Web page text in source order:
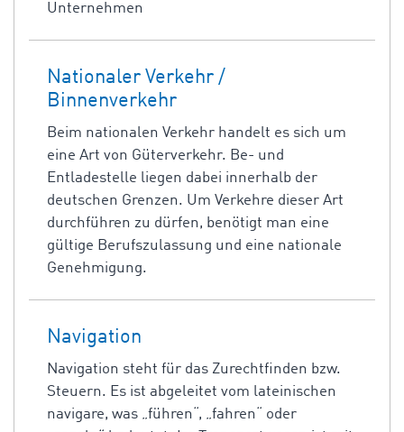
Unternehmen
Nationaler Verkehr /
Binnenverkehr
Beim nationalen Verkehr handelt es sich um
eine Art von Güterverkehr. Be- und
Entladestelle liegen dabei innerhalb der
deutschen Grenzen. Um Verkehre dieser Art
durchführen zu dürfen, benötigt man eine
gültige Berufszulassung und eine nationale
Genehmigung.
Navigation
Navigation steht für das Zurechtfinden bzw.
Steuern. Es ist abgeleitet vom lateinischen
navigare, was „führen“, „fahren“ oder